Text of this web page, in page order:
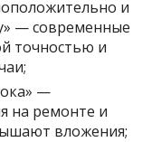
и
— современные
точностью и
—
на ремонте и
вложения;